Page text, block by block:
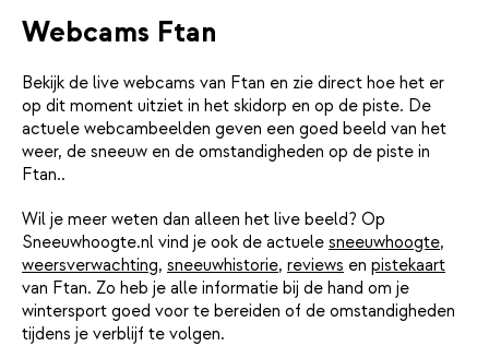
Webcams Ftan
Bekijk de live webcams van Ftan en zie direct hoe het er
op dit moment uitziet in het skidorp en op de piste. De
actuele webcambeelden geven een goed beeld van het
weer, de sneeuw en de omstandigheden op de piste in
Ftan..
Wil je meer weten dan alleen het live beeld? Op
Sneeuwhoogte.nl vind je ook de actuele sneeuwhoogte,
weersverwachting, sneeuwhistorie, reviews en pistekaart
van Ftan. Zo heb je alle informatie bij de hand om je
wintersport goed voor te bereiden of de omstandigheden
tijdens je verblijf te volgen.